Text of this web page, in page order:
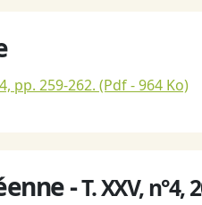
pp. 259-262. (Pdf - 964 Ko)
-T. XXV, n°4,